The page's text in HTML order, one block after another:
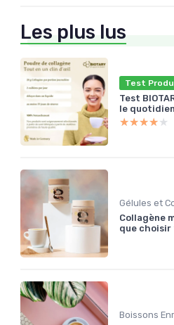
Les plus lus
Test
Test
le
★★★★★
★★★★★
Gélules et
Collagène
que choisir
Boissons